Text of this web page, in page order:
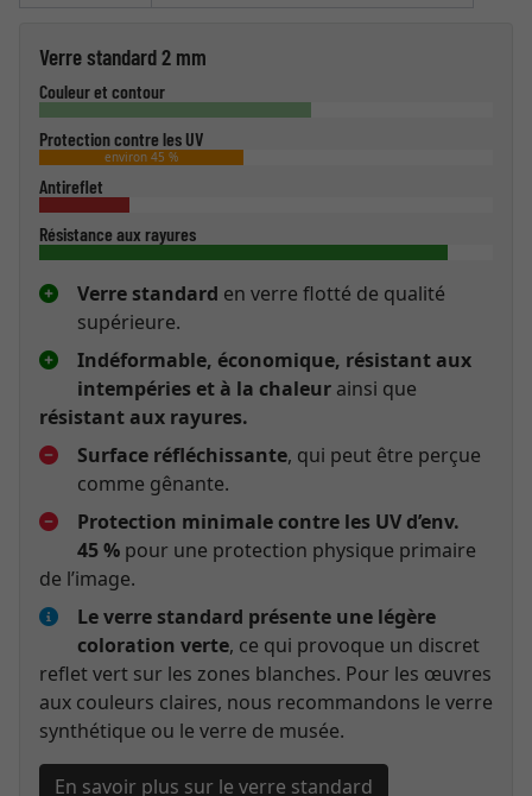
Verre standard 2 mm
Couleur et contour
Protection contre les UV
environ 45 %
Antireflet
Résistance aux rayures
Verre standard en verre flotté de qualité
supérieure.
Indéformable, économique, résistant aux
intempéries et à la chaleur ainsi que
résistant aux rayures.
Surface réfléchissante, qui peut être perçue
comme gênante.
Protection minimale contre les UV d’env.
45 % pour une protection physique primaire
de l’image.
Le verre standard présente une légère
coloration verte, ce qui provoque un discret
reflet vert sur les zones blanches. Pour les œuvres
aux couleurs claires, nous recommandons le verre
synthétique ou le verre de musée.
En savoir plus sur le verre standard